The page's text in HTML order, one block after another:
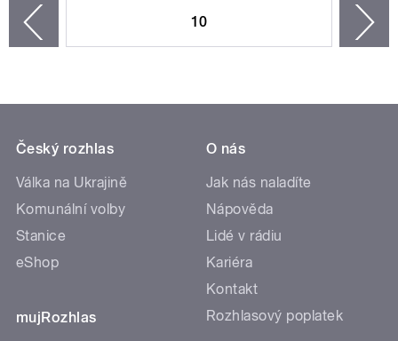
10
Český rozhlas
Válka na Ukrajině
Komunální volby
Stanice
eShop
mujRozhlas
O nás
Jak nás naladíte
Nápověda
Lidé v rádiu
Kariéra
Kontakt
Rozhlasový poplatek